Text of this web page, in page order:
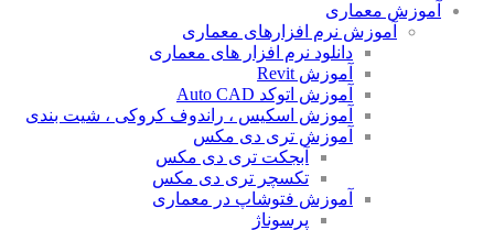
آموزش معماری
آموزش نرم افزارهای معماری
دانلود نرم افزار های معماری
آموزش Revit
آموزش اتوکد Auto CAD
آموزش اسکیس ، راندوف کروکی ، شیت بندی
آموزش تری دی مکس
آبجکت تری دی مکس
تکسچر تری دی مکس
آموزش فتوشاپ در معماری
پرسوناژ